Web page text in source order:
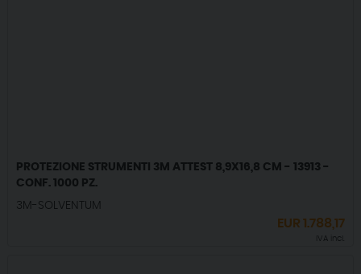
PROTEZIONE STRUMENTI 3M ATTEST 8,9X16,8 CM - 13913 -
CONF. 1000 PZ.
3M-SOLVENTUM
EUR1.788,17
IVA incl.